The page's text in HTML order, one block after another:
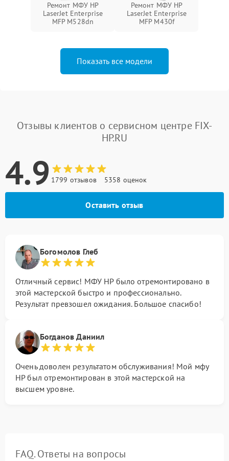
Ремонт МФУ HP
LaserJet Enterprise
MFP M528dn
Ремонт МФУ HP
LaserJet Enterprise
MFP M430f
Показать все модели
Отзывы клиентов о сервисном центре FIX-
HP.RU
4.9 1799 отзывов 5358 оценок
Оставить отзыв
Богомолов Глеб
Отличный сервис! МФУ HP было отремонтировано в
этой мастерской быстро и профессионально.
Результат превзошел ожидания. Большое спасибо!
Богданов Даниил
Очень доволен результатом обслуживания! Мой мфу
HP был отремонтирован в этой мастерской на
высшем уровне.
FAQ. Ответы на вопросы